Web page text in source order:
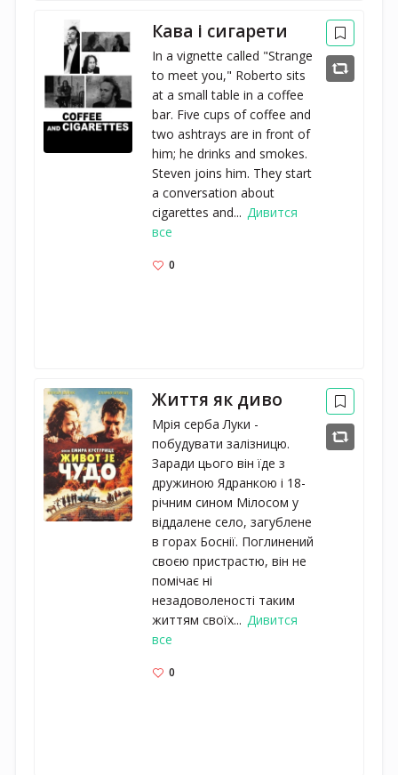
Кава і сигарети
In a vignette called "Strange
to meet you," Roberto sits
at a small table in a coffee
bar. Five cups of coffee and
two ashtrays are in front of
him; he drinks and smokes.
Steven joins him. They start
a conversation about
cigarettes and... Дивится
все
0
Життя як диво
Мрія серба Луки -
побудувати залізницю.
Заради цього він їде з
дружиною Ядранкою і 18-
річним сином Мілосом у
віддалене село, загублене
в горах Боснії. Поглинений
своєю пристрастю, він не
помічає ні
незадоволеності таким
життям своїх... Дивится
все
0